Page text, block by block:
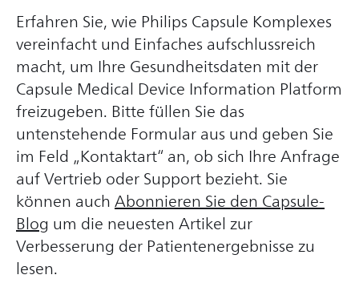
Erfahren Sie, wie Philips Capsule Komplexes
vereinfacht und Einfaches aufschlussreich
macht, um Ihre Gesundheitsdaten mit der
Capsule Medical Device Information Platform
freizugeben. Bitte füllen Sie das
untenstehende Formular aus und geben Sie
im Feld „Kontaktart“ an, ob sich Ihre Anfrage
auf Vertrieb oder Support bezieht. Sie
können auchAbonnieren Sie den Capsule-
Blog um die neuesten Artikel zur
Verbesserung der Patientenergebnisse zu
lesen.